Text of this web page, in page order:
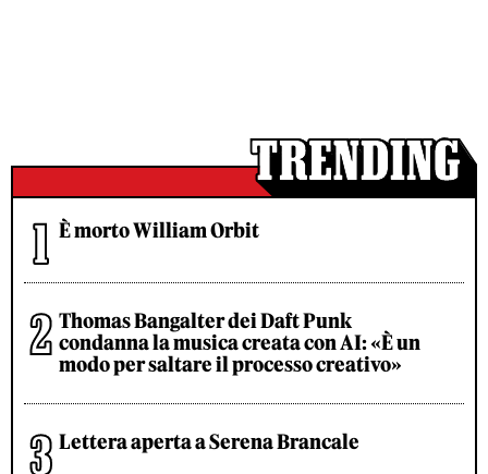
È morto William Orbit
Thomas Bangalter dei Daft Punk
condanna la musica creata con AI: «È un
modo per saltare il processo creativo»
Lettera aperta a Serena Brancale